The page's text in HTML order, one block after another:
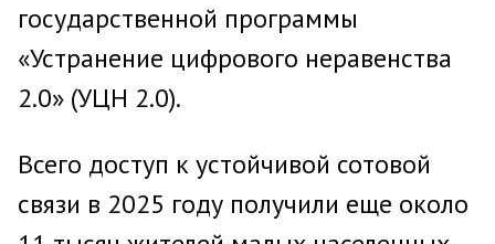
государственной программы
«Устранение цифрового неравенства
2.0» (УЦН 2.0).
Всего доступ к устойчивой сотовой
связи в 2025 году получили еще около